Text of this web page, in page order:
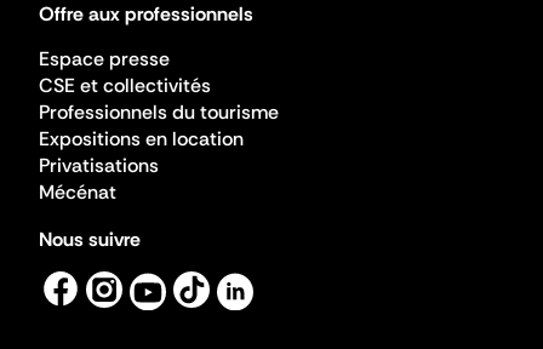
Offre aux professionnels
Espace presse
CSE et collectivités
Professionnels du tourisme
Expositions en location
Privatisations
Mécénat
Nous suivre